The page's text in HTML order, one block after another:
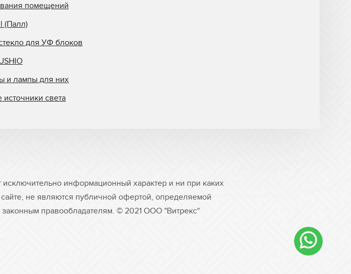
помещений
(Палл)
для УФ блоков
и лампы для них
света
информационный характер и ни при каких
не являются публичной офертой, определяемой
правообладателям. © 2021 ООО "Витрекс"